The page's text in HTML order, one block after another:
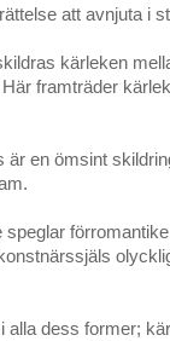
att avnjuta i
kärleken
framträder
är en ömsint
speglar
alla dess former;